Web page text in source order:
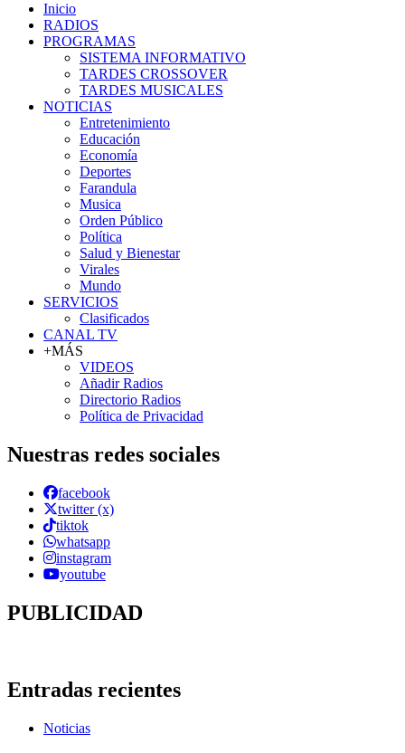
Inicio
RADIOS
PROGRAMAS
SISTEMA INFORMATIVO
TARDES CROSSOVER
TARDES MUSICALES
NOTICIAS
Entretenimiento
Educación
Economía
Deportes
Farandula
Musica
Orden Público
Política
Salud y Bienestar
Virales
Mundo
SERVICIOS
Clasificados
CANAL TV
+MÁS
VIDEOS
Añadir Radios
Directorio Radios
Política de Privacidad
Nuestras redes sociales
facebook
twitter (x)
tiktok
whatsapp
instagram
youtube
PUBLICIDAD
Entradas recientes
Noticias